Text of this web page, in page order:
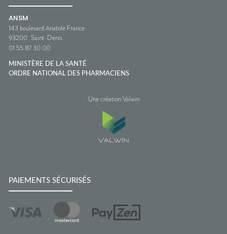
ANSM
143 boulevard Anatole France
93200 Saint-Denis
01 55 87 30 00
MINISTÈRE DE LA SANTÉ
ORDRE NATIONAL DES PHARMACIENS
Une création Valwin
PAIEMENTS SÉCURISÉS